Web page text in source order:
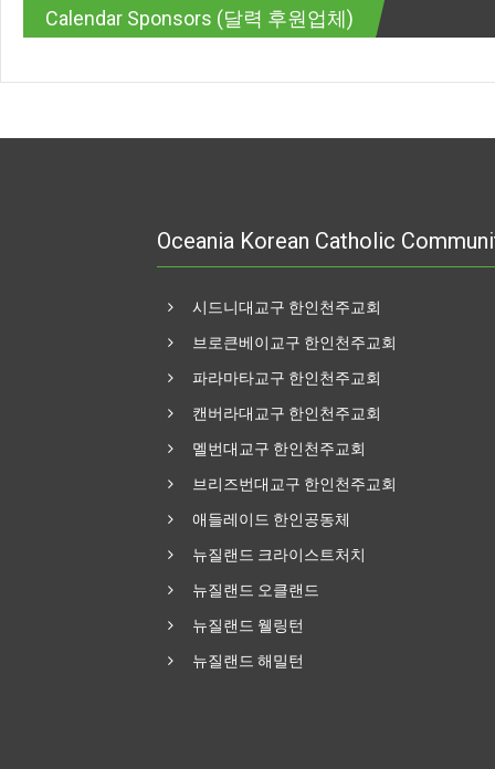
Calendar Sponsors (달력 후원업체)
Oceania Korean Catholic
시드니대교구 한인천주교회
브로큰베이교구 한인천주교회
파라마타교구 한인천주교회
캔버라대교구 한인천주교회
멜번대교구 한인천주교회
브리즈번대교구 한인천주교회
애들레이드 한인공동체
뉴질랜드 크라이스트처치
뉴질랜드 오클랜드
뉴질랜드 웰링턴
뉴질랜드 해밀턴